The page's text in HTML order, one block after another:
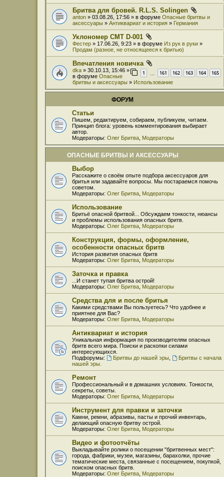
Бритва для бровей. R.L.S. Solingen
anton » 03.08.26, 17:56 » в форуме Опасные бритвы и
аксессуары » Антиквариат и история » Германия
Уклономер СМТ D-001
Фестер » 17.06.26, 9:23 » в форуме Из рук в руки »
Продам (разное, не относящееся к бритью)
Впечатления новичка
1 161 162 163 164 165
dka » 30.10.13, 15:46 »
в форуме Опасные
бритвы и аксессуары » Использование
ФОРУМ
Статьи
Пишем, редактируем, собираем, публикуем, читаем.
Принцип блога: уровень комментирования выбирает
автор.
Модераторы: Олег Бритва Модераторы
ОПАСНЫЕ БРИТВЫ И АКСЕССУАРЫ
Выбор
Расскажите о своём опыте подбора аксессуаров для
бритья или задавайте вопросы. Мы постараемся помочь
советом.
Модераторы: Олег Бритва Модераторы
Использование
Бритьё опасной бритвой... Обсуждаем тонкости, нюансы
и проблемы использования опасных бритв.
Модераторы: Олег Бритва Модераторы
Конструкция, формы, оформление,
особенности опасных бритв
История развития опасных бритв
Модераторы: Олег Бритва Модераторы
Заточка и правка
...И станет тупая бритва острой!
Модераторы: Олег Бритва Модераторы
Средства для и после бритья
Какими средствами Вы пользуетесь? Что удобнее и
приятнее для Вас?
Модераторы: Олег Бритва Модераторы
Антиквариат и история
Уникальная информация по производителям опасных
бритв всего мира. Поиски и раскопки силами
интересующихся.
Подфорумы:
Бритвы до нашей эры,
Бритвы с начала
нашей эры.
Ремонт
Профессиональный и в домашних условиях. Тонкости,
секреты, советы.
Модераторы: Олег Бритва Модераторы
Инструмент для правки и заточки
Камни, ремни, абразивы, пасты и прочий инвентарь,
делающий опасную бритву острой.
Модераторы: Олег Бритва Модераторы
Видео и фотоотчёты
Выкладывайте ролики о посещении "бритвенных мест":
города, фабрики, музеи, магазины, барахолки, прочие
тематические места, связанные с посещением, покупкой,
поиском опасных бритв.
Модераторы: Олег Бритва Модераторы